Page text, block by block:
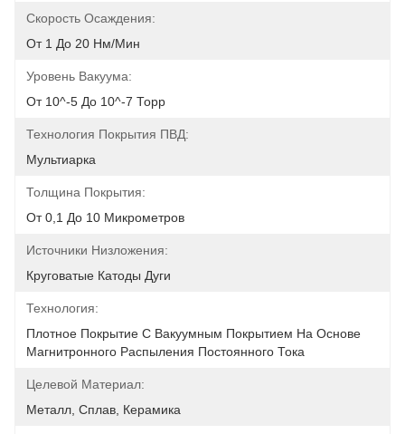
Скорость Осаждения:
От 1 До 20 Нм/мин
Уровень Вакуума:
От 10^-5 До 10^-7 Торр
Технология Покрытия ПВД:
Мультиарка
Толщина Покрытия:
От 0,1 До 10 Микрометров
Источники Низложения:
Круговатые Катоды Дуги
Технология:
Плотное Покрытие С Вакуумным Покрытием На Основе
Магнитронного Распыления Постоянного Тока
Целевой Материал:
Металл, Сплав, Керамика